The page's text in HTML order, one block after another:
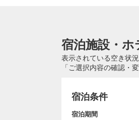
宿泊施設・
表示されている空き状
「ご選択内容の確認・
宿泊条件
宿泊期間